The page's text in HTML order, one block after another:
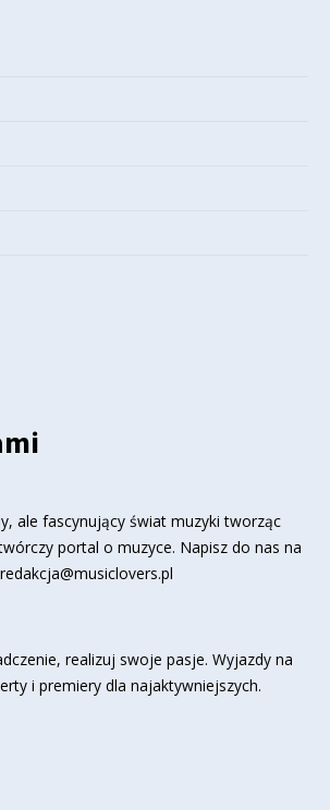
ale fascynujący świat muzyki tworząc
portal o muzyce. Napisz do nas na
redakcja@musiclovers.pl
realizuj swoje pasje. Wyjazdy na
i premiery dla najaktywniejszych.